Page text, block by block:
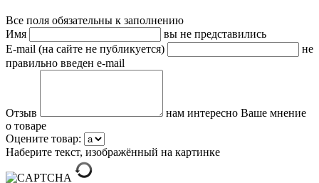
Все поля обязательны к заполнению
Имя
вы не представились
E-mail (на сайте не публикуется)
не
правильно введен e-mail
Отзыв
нам интересно Ваше мнение
о товаре
Оцените товар:
Наберите текст, изображённый на картинке